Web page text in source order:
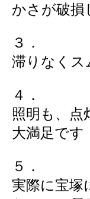
かさが破損
３．
滞りなくス
４．
照明も、点
大満足です
５．
実際に宝塚